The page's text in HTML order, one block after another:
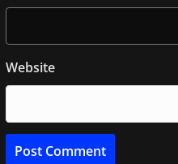
Website